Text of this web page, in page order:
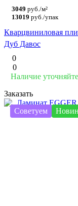
3049 руб./м²
13019 руб./упак
Кварцвиниловая
Дуб Давос
0
0
Наличие уточняйте
Заказать
Советуем